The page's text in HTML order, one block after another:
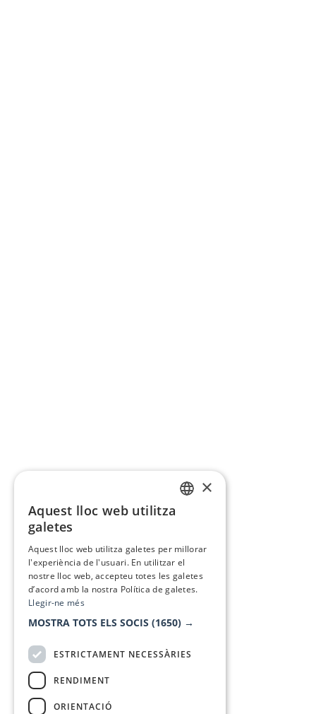
×
Aquest lloc web utilitza
galetes
Aquest lloc web utilitza galetes per millorar
l'experiència de l'usuari. En utilitzar el
nostre lloc web, accepteu totes les galetes
d’acord amb la nostra Política de galetes.
Llegir-ne més
MOSTRA TOTS ELS SOCIS (1650) →
ESTRICTAMENT NECESSÀRIES
RENDIMENT
ORIENTACIÓ